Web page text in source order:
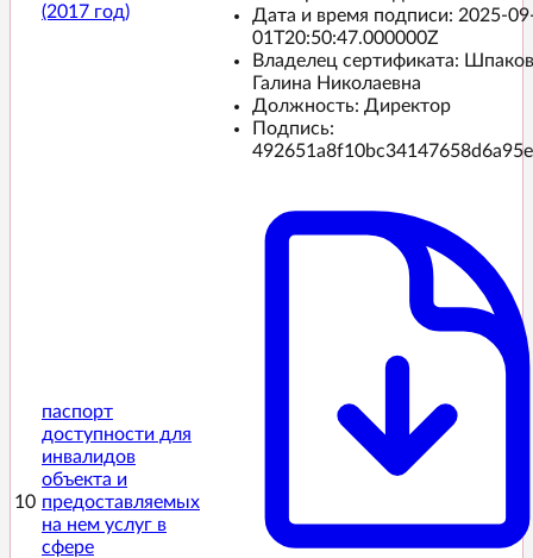
(2017 год)
Дата и время подписи: 2025-
01T20:50:47.000000Z
Владелец сертификата:
Галина Николаевна
Должность: Директор
Подпись:
10
паспорт
доступности для
инвалидов
объекта и
предоставляемых
на нем услуг в
сфере